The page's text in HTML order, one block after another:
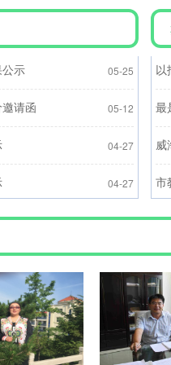
校庆校友信息征集启事
二中退休老教师刘君玉
2026-03-25
公示 05-25
请函 05-12
04-27
04-27
以
最
威
市